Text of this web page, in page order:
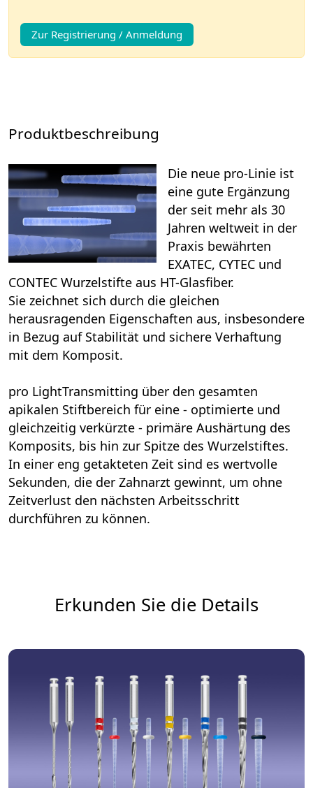
Zur Registrierung / Anmeldung
Produktbeschreibung
Die neue pro-Linie ist
eine gute Ergänzung
der seit mehr als 30
Jahren weltweit in der
Praxis bewährten
EXATEC, CYTEC und
CONTEC Wurzelstifte aus HT-Glasfiber.
Sie zeichnet sich durch die gleichen
herausragenden Eigenschaften aus, insbesondere
in Bezug auf Stabilität und sichere Verhaftung
mit dem Komposit.
pro LightTransmitting über den gesamten
apikalen Stiftbereich für eine - optimierte und
gleichzeitig verkürzte - primäre Aushärtung des
Komposits, bis hin zur Spitze des Wurzelstiftes.
In einer eng getakteten Zeit sind es wertvolle
Sekunden, die der Zahnarzt gewinnt, um ohne
Zeitverlust den nächsten Arbeitsschritt
durchführen zu können.
Erkunden Sie die Details